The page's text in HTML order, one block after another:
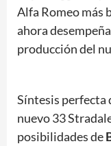
Alfa Romeo más
ahora
producción del
Síntesis perfecta
nuevo 33
posibilidades de